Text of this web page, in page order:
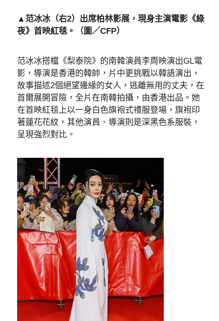
▲范冰冰（右2）出席柏林影展，現身主演電影《綠
夜》首映紅毯。（圖／CFP）
范冰冰搭檔《梨泰院》的南韓演員李周映演出GL電
影，導演是香港的韓帥，片中更挑戰以韓語演出，
故事描述2個絕望邊緣的女人，逃離無用的丈夫，在
首爾展開冒險，全片在南韓拍攝，由香港出品。她
在首映紅毯上以一身白色旗袍式禮服登場，旗袍印
著蓮花花紋，其他演員、導演則是深黑色系服裝，
呈現強烈對比。